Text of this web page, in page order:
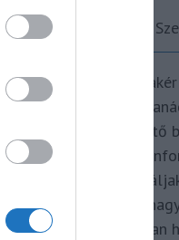
A
Turisztikai
vendégélmény
kategória teremtő
belül hiteles
inspirációul
az utazni vágyó
Repertoáromban